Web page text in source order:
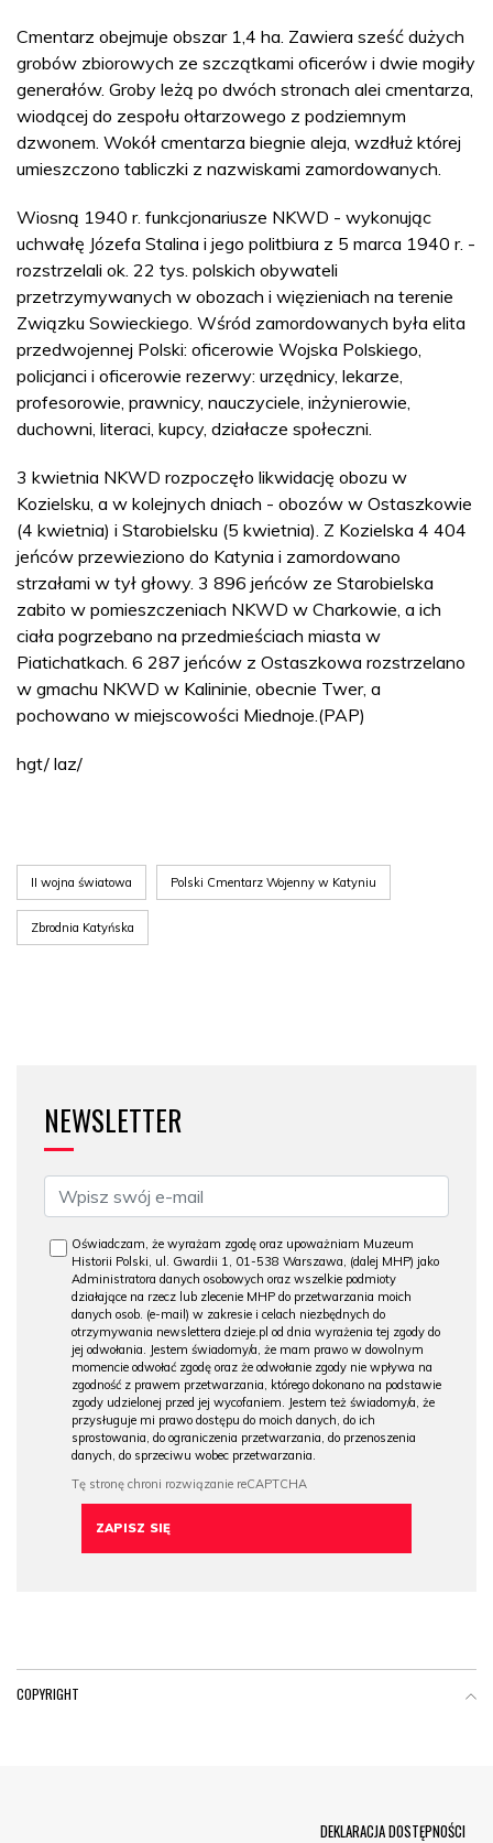
Cmentarz obejmuje obszar 1,4 ha. Zawiera sześć dużych
grobów zbiorowych ze szczątkami oficerów i dwie mogiły
generałów. Groby leżą po dwóch stronach alei cmentarza,
wiodącej do zespołu ołtarzowego z podziemnym
dzwonem. Wokół cmentarza biegnie aleja, wzdłuż której
umieszczono tabliczki z nazwiskami zamordowanych.
Wiosną 1940 r. funkcjonariusze NKWD - wykonując
uchwałę Józefa Stalina i jego politbiura z 5 marca 1940 r. -
rozstrzelali ok. 22 tys. polskich obywateli
przetrzymywanych w obozach i więzieniach na terenie
Związku Sowieckiego. Wśród zamordowanych była elita
przedwojennej Polski: oficerowie Wojska Polskiego,
policjanci i oficerowie rezerwy: urzędnicy, lekarze,
profesorowie, prawnicy, nauczyciele, inżynierowie,
duchowni, literaci, kupcy, działacze społeczni.
3 kwietnia NKWD rozpoczęło likwidację obozu w
Kozielsku, a w kolejnych dniach - obozów w Ostaszkowie
(4 kwietnia) i Starobielsku (5 kwietnia). Z Kozielska 4 404
jeńców przewieziono do Katynia i zamordowano
strzałami w tył głowy. 3 896 jeńców ze Starobielska
zabito w pomieszczeniach NKWD w Charkowie, a ich
ciała pogrzebano na przedmieściach miasta w
Piatichatkach. 6 287 jeńców z Ostaszkowa rozstrzelano
w gmachu NKWD w Kalininie, obecnie Twer, a
pochowano w miejscowości Miednoje.(PAP)
hgt/ laz/
II wojna światowa Polski Cmentarz Wojenny w Katyniu
Zbrodnia Katyńska
NEWSLETTER
Oświadczam, że wyrażam zgodę oraz upoważniam Muzeum
Historii Polski, ul. Gwardii 1, 01-538 Warszawa, (dalej MHP) jako
Administratora danych osobowych oraz wszelkie podmioty
działające na rzecz lub zlecenie MHP do przetwarzania moich
danych osob. (e-mail) w zakresie i celach niezbędnych do
otrzymywania newslettera dzieje.pl od dnia wyrażenia tej zgody do
jej odwołania. Jestem świadomy/a, że mam prawo w dowolnym
momencie odwołać zgodę oraz że odwołanie zgody nie wpływa na
zgodność z prawem przetwarzania, którego dokonano na podstawie
zgody udzielonej przed jej wycofaniem. Jestem też świadomy/a, że
przysługuje mi prawo dostępu do moich danych, do ich
sprostowania, do ograniczenia przetwarzania, do przenoszenia
danych, do sprzeciwu wobec przetwarzania.
COPYRIGHT
DEKLARACJA DOSTĘPNOŚCI